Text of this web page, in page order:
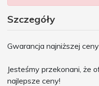
Szczegóły
Gwarancja najniższej ceny
Jesteśmy przekonani, że
najlepsze ceny!